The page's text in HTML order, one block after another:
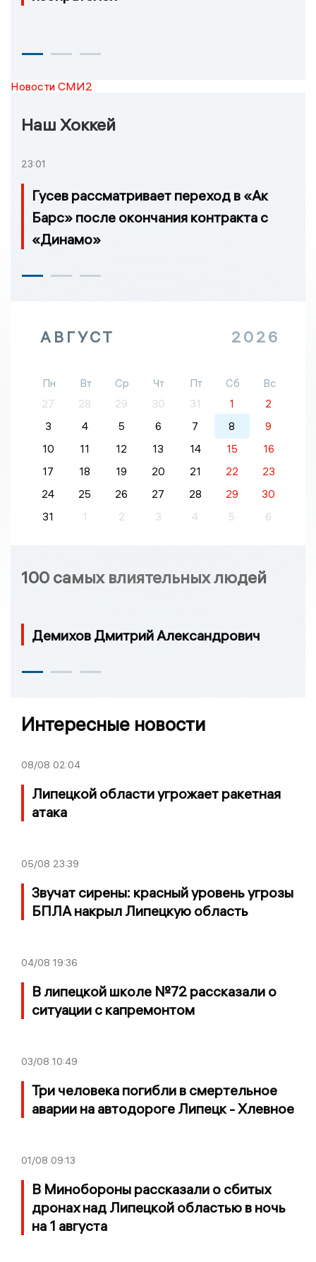
Новости СМИ2
Наш Хоккей
23:01
Гусев рассматривает переход в «Ак
Барс» после окончания контракта с
«Динамо»
АВГУСТ 2026
Пн Вт Ср Чт Пт Сб
Вс
27
28 29 30 31 1
2
3
4 5 6 7 8
9
10
11 12 13 14 15
16
17
18 19 20 21 22
23
24
25 26 27 28 29
30
31
1 2 3 4 5 6
100 самых влиятельных людей
Демихов Дмитрий Александрович
Интересные новости
08/08 02:04
Липецкой области угрожает ракетная
атака
05/08 23:39
Звучат сирены: красный уровень угрозы
БПЛА накрыл Липецкую область
04/08 19:36
В липецкой школе №72 рассказали о
ситуации с капремонтом
03/08 10:49
Три человека погибли в смертельное
аварии на автодороге Липецк - Хлевное
01/08 09:13
В Минобороны рассказали о сбитых
дронах над Липецкой областью в ночь
на 1 августа